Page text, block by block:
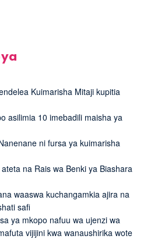
Kuimarisha Mitaji kupitia
asilimia 10 imebadili maisha ya
ni fursa ya kuimarisha
na Rais wa Benki ya Biashara
waaswa kuchangamkia ajira na
safi
ya mkopo nafuu wa ujenzi wa
vijijini kwa wanaushirika wote